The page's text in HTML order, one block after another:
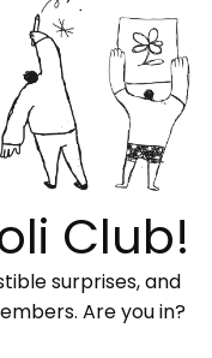
Club!
surprises, and
Are you in?